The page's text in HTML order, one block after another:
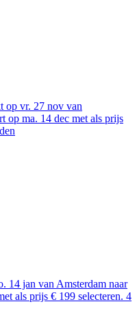
op vr. 27 nov van
op ma. 14 dec met als prijs
14 jan van Amsterdam naar
als prijs € 199 selecteren. 4